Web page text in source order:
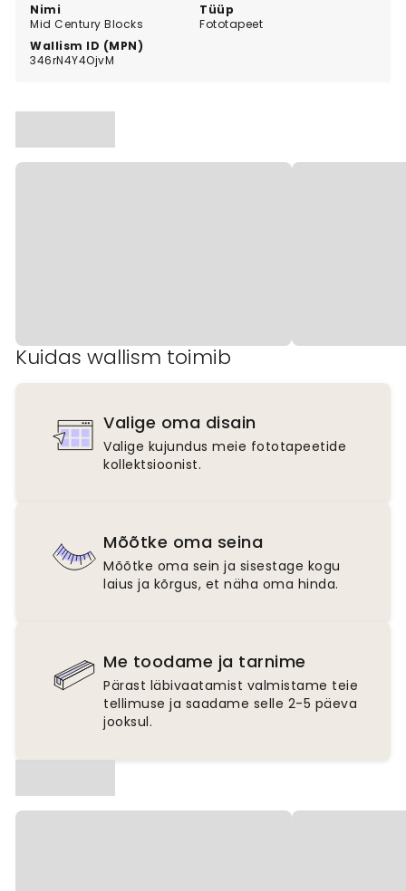
Nimi
Mid Century Blocks
Tüüp
Fototapeet
Wallism ID (MPN)
346rN4Y4OjvM
Kuidas wallism toimib
Valige oma disain
Valige kujundus meie fototapeetide
kollektsioonist.
Mõõtke oma seina
Mõõtke oma sein ja sisestage kogu
laius ja kõrgus, et näha oma hinda.
Me toodame ja tarnime
Pärast läbivaatamist valmistame teie
tellimuse ja saadame selle 2-5 päeva
jooksul.